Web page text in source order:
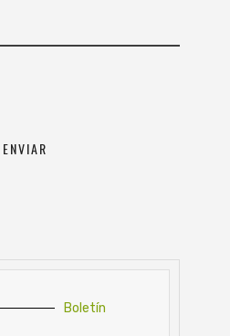
Boletín